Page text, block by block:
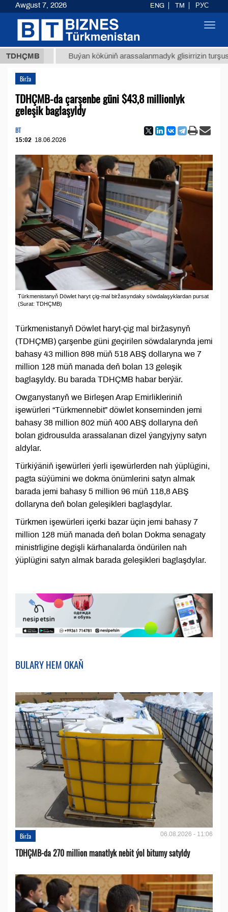
TDHÇMB
ТМТ Buýan köküniň arassalanmadyk glisirrizin turşusy (t.)
Birža
TDHÇMB-da çarşenbe güni $43,8 millionlyk
geleşik baglaşyldy
BT
15:02 18.06.2026
Türkmenistanyň Döwlet haryt çig-mal biržasyndaky söwdalaşyklardan pursat
(Surat: TDHÇMB)
Türkmenistanyň Döwlet haryt-çig mal biržasynyň
(TDHÇMB) çarşenbe güni geçirilen söwdalarynda jemi
bahasy 43 million 898 müň 518 ABŞ dollaryna we 7
million 128 müň manada deň bolan 13 geleşik
baglaşyldy. Bu barada TDHÇMB habar berýär.
Owganystanyň we Birleşen Arap Emirlikleriniň
işewürleri “Türkmennebit” döwlet konserninden jemi
bahasy 38 million 802 müň 400 ABŞ dollaryna deň
bolan gidrousulda arassalanan dizel ýangyjyny satyn
aldylar.
Türkiýäniň işewürleri ýerli işewürlerden nah ýüplügini,
pagta süýümini we dokma önümlerini satyn almak
barada jemi bahasy 5 million 96 müň 118,8 ABŞ
dollaryna deň bolan geleşikleri baglaşdylar.
Türkmen işewürleri içerki bazar üçin jemi bahasy 7
million 128 müň manada deň bolan Dokma senagaty
ministrligine degişli kärhanalarda öndürilen nah
ýüplügini satyn almak barada geleşikleri baglaşdylar.
BULARY HEM OKAŇ
Birža 06.08.2026 - 11:06
TDHÇMB-da 270 million manatlyk nebit ýol bitumy satyldy
Awgust 7, 2026 ENG TM РУС